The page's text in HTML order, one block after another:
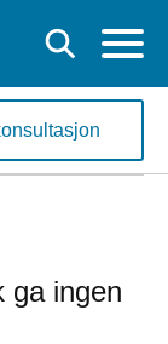
ga ingen